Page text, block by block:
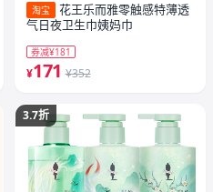
淘宝
花王乐而雅零触感特薄透
气日夜卫生巾姨妈巾
券减¥181
¥171 ¥352
3.7折